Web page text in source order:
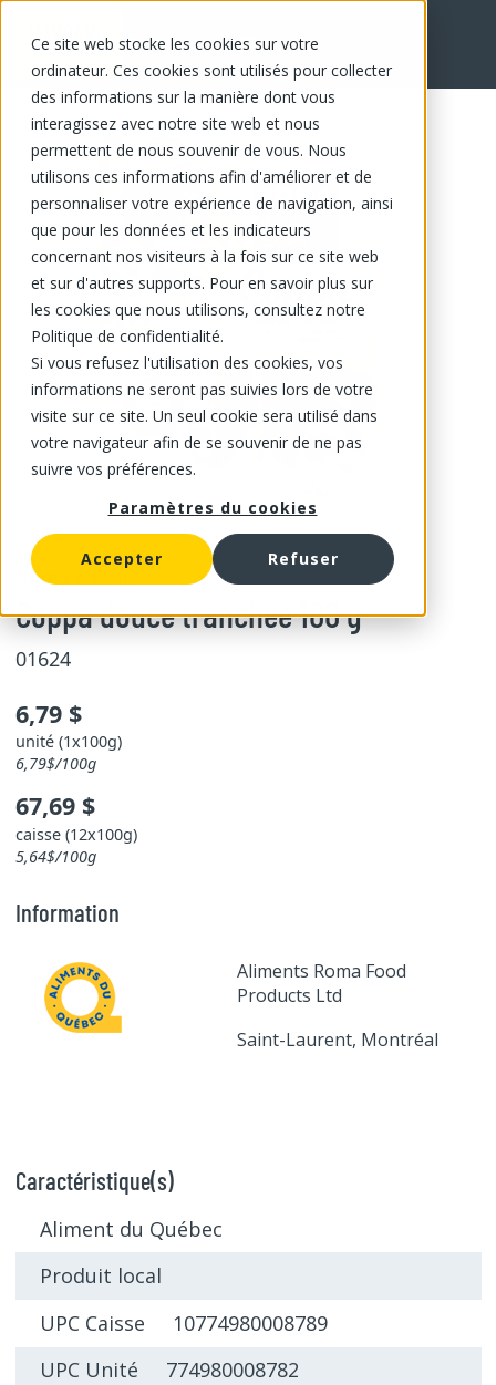
Ce site web stocke les cookies sur votre
ordinateur. Ces cookies sont utilisés pour collecter
des informations sur la manière dont vous
interagissez avec notre site web et nous
permettent de nous souvenir de vous. Nous
utilisons ces informations afin d'améliorer et de
personnaliser votre expérience de navigation, ainsi
que pour les données et les indicateurs
concernant nos visiteurs à la fois sur ce site web
et sur d'autres supports. Pour en savoir plus sur
les cookies que nous utilisons, consultez notre
Politique de confidentialité.
Si vous refusez l'utilisation des cookies, vos
informations ne seront pas suivies lors de votre
visite sur ce site. Un seul cookie sera utilisé dans
votre navigateur afin de se souvenir de ne pas
suivre vos préférences.
Paramètres du cookies
Accepter Refuser
EN
Roma d'Italia
Coppa douce tranchée 100 g
01624
6,79 $
unité (1x100g)
6,79$/100g
67,69 $
caisse (12x100g)
5,64$/100g
Information
Aliments Roma Food
Products Ltd
Saint-Laurent, Montréal
Caractéristique(s)
Aliment du Québec
Produit local
UPC Caisse 10774980008789
UPC Unité 774980008782